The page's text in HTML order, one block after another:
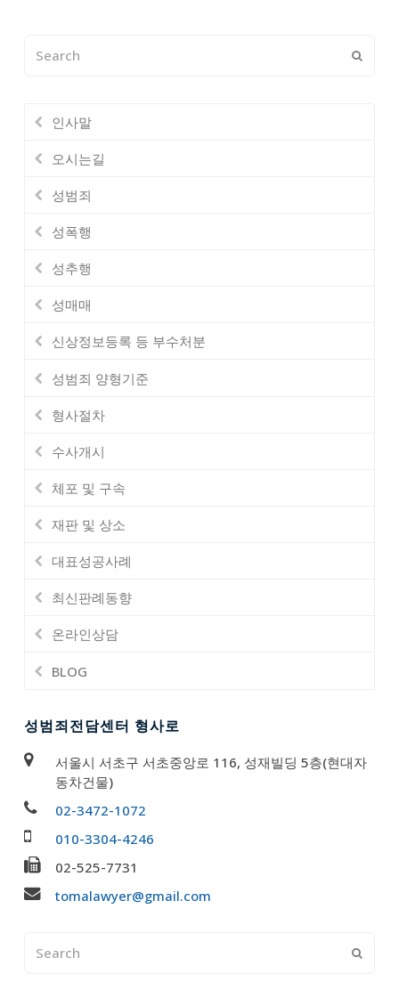
인사말
오시는길
성범죄
성폭행
성추행
성매매
신상정보등록 등 부수처분
성범죄 양형기준
형사절차
수사개시
체포 및 구속
재판 및 상소
대표성공사례
최신판례동향
온라인상담
BLOG
성범죄전담센터 형사로
서울시 서초구 서초중앙로 116, 성재빌딩 5층(현대자
동차건물)
02-3472-1072
010-3304-4246
02-525-7731
tomalawyer@gmail.com